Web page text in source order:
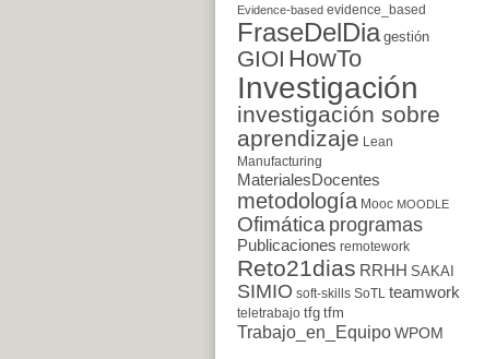
Evidence-based evidence_based
FraseDelDia gestión
GIOI HowTo
Investigación
investigación sobre
aprendizaje Lean
Manufacturing
MaterialesDocentes
metodología Mooc MOODLE
Ofimáticaprogramas
Publicaciones remotework
Reto21dias RRHH SAKAI
SIMIO soft-skills SoTL teamwork
teletrabajo tfg tfm
Trabajo_en_EquipoWPOM